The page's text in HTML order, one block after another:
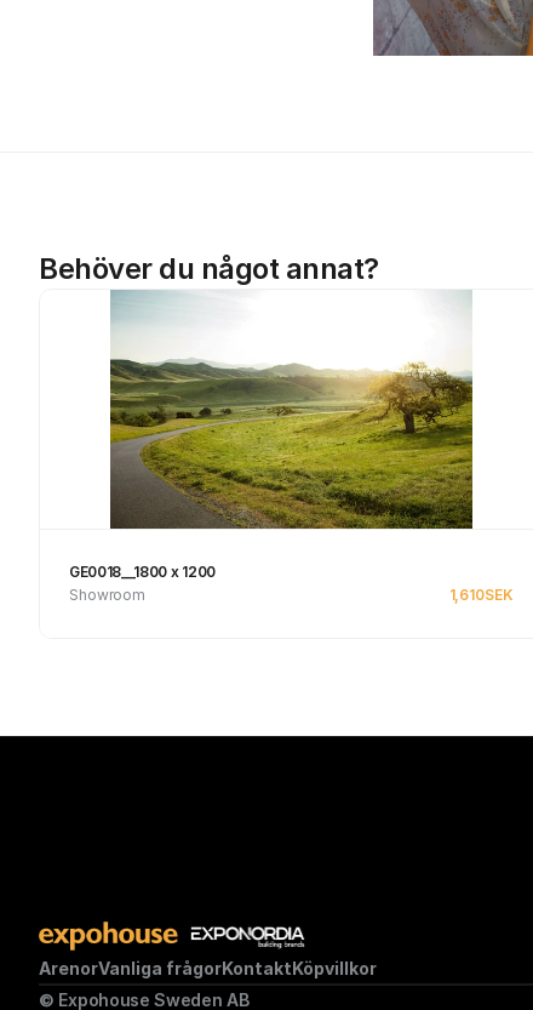
Behöver du något annat?
GE0018__1800 x 1200
Showroom
1,610SEK
ArenorVanliga frågorKontaktKöpvillkor
© Expohouse Sweden AB